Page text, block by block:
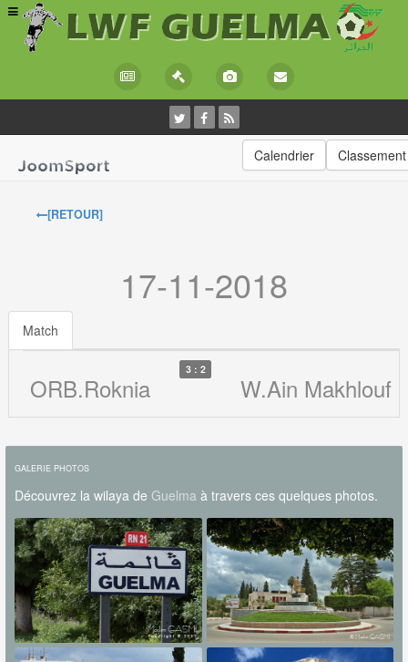
Calendrier Classement
[RETOUR]
17-11-2018
Match
ORB.Roknia
3 : 2
W.Ain Makhlouf
GALERIE PHOTOS
Découvrez la wilaya de Guelma à travers ces quelques photos.